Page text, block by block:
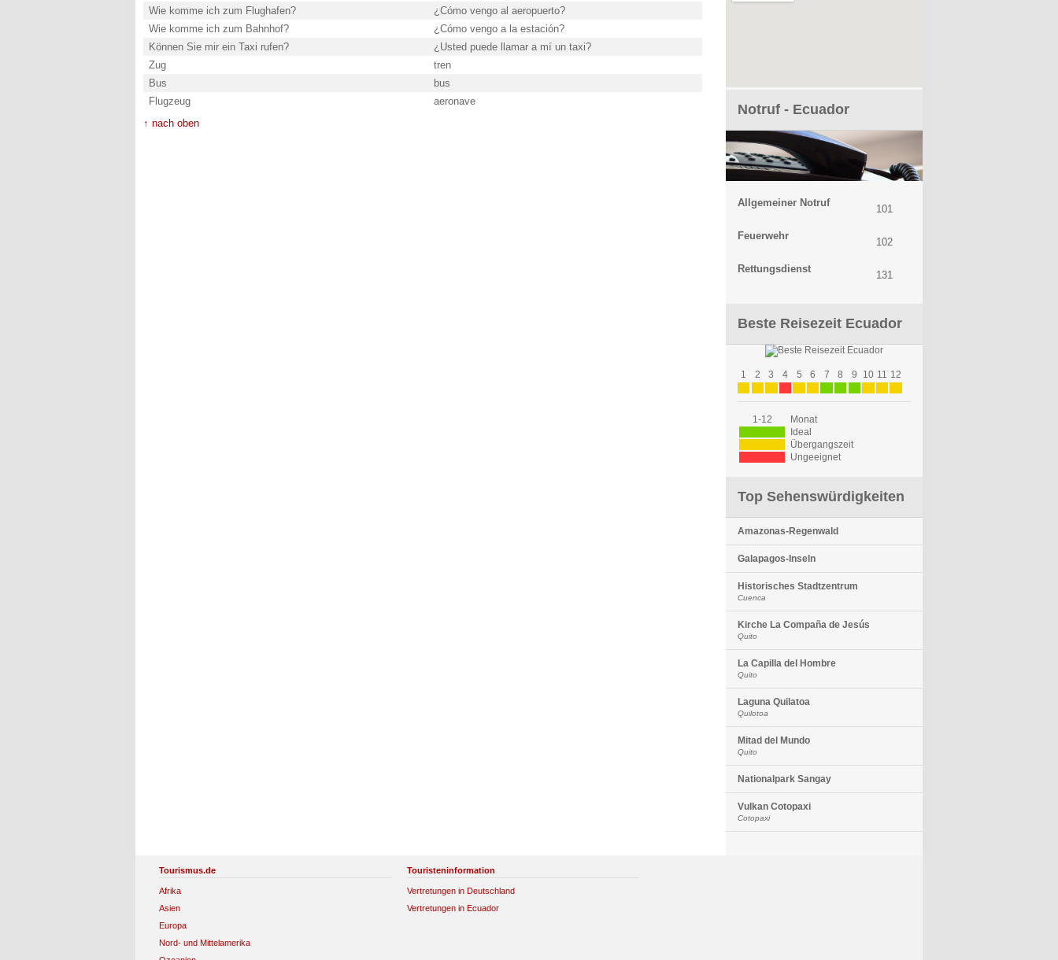
Wie komme ich zum Flughafen?
¿Cómo vengo al aeropuerto?
Wie komme ich zum Bahnhof?
¿Cómo vengo a la estación?
Können Sie mir ein Taxi rufen?
¿Usted puede llamar a mí un taxi?
Zug
tren
Bus
bus
Flugzeug
aeronave
↑ nach oben
Notruf - Ecuador
Allgemeiner Notruf
101
Feuerwehr
102
Rettungsdienst
131
Beste Reisezeit Ecuador
1 2 3 4 5 6 7 8 9 10 11 12
1-12
Monat
Ideal
Übergangszeit
Ungeeignet
Top Sehenswürdigkeiten
Amazonas-Regenwald
Galapagos-Inseln
Historisches Stadtzentrum
Cuenca
Kirche La Compaña de Jesús
Quito
La Capilla del Hombre
Quito
Laguna Quilatoa
Quilotoa
Mitad del Mundo
Quito
Nationalpark Sangay
Vulkan Cotopaxi
Cotopaxi
Tourismus.de
Afrika
Asien
Europa
Nord- und Mittelamerika
Touristeninformation
Vertretungen in Deutschland
Vertretungen in Ecuador